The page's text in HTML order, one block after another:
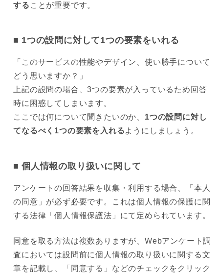
する ことが重要です。
1つの設問に対して1つの要素をいれる
「このサービスの性能やデザイン、使い勝手について
どう思いますか？」
上記の設問の場合、3つの要素が入っているため回答
時に困惑してしまいます。
ここでは何について聞きたいのか、 1つの設問に対し
てなるべく1つの要素を入れるようにしましょう。
個人情報の取り扱いに関して
アンケートの回答結果を収集・利用する場合、「本人
の同意」が必ず必要です。これは個人情報の保護に関
する法律「個人情報保護法」にて定められています。
同意を取る方法は複数ありますが、Webアンケート調
査においては設問前に個人情報の取り扱いに関する文
章を記載し、「同意する」などのチェックをクリック